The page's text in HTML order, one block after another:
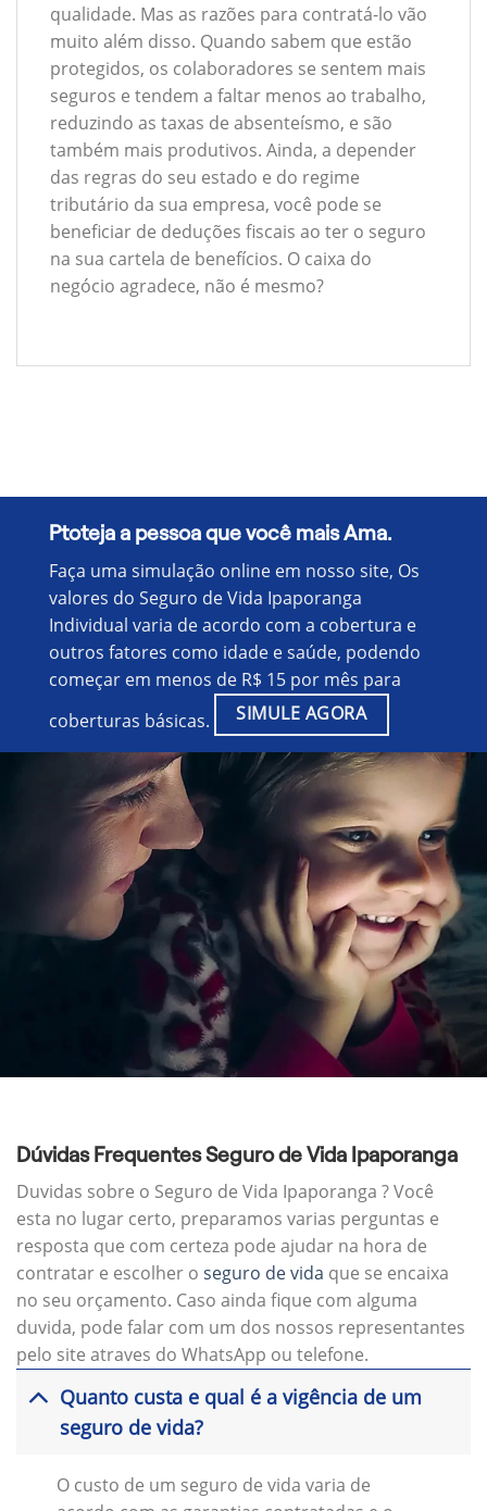
qualidade. Mas as razões para contratá-lo vão
muito além disso. Quando sabem que estão
protegidos, os colaboradores se sentem mais
seguros e tendem a faltar menos ao trabalho,
reduzindo as taxas de absenteísmo, e são
também mais produtivos. Ainda, a depender
das regras do seu estado e do regime
tributário da sua empresa, você pode se
beneficiar de deduções fiscais ao ter o seguro
na sua cartela de benefícios. O caixa do
negócio agradece, não é mesmo?
Ptoteja a pessoa que você mais Ama.
Faça uma simulação online em nosso site, Os
valores do Seguro de Vida Ipaporanga
Individual varia de acordo com a cobertura e
outros fatores como idade e saúde, podendo
começar em menos de R$ 15 por mês para
coberturas básicas.
SIMULE AGORA
Dúvidas Frequentes Seguro de Vida Ipaporanga
Duvidas sobre o Seguro de Vida Ipaporanga ? Você
esta no lugar certo, preparamos varias perguntas e
resposta que com certeza pode ajudar na hora de
contratar e escolher o seguro de vida que se encaixa
no seu orçamento. Caso ainda fique com alguma
duvida, pode falar com um dos nossos representantes
pelo site atraves do WhatsApp ou telefone.
Quanto custa e qual é a vigência de um
seguro de vida?
O custo de um seguro de vida varia de